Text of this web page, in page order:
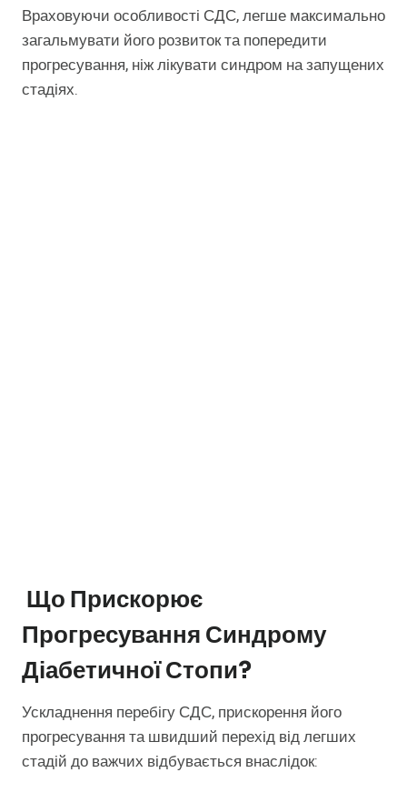
Враховуючи особливості СДС, легше максимально
загальмувати його розвиток та попередити
прогресування, ніж лікувати синдром на запущених
стадіях.
Що Прискорює
Прогресування Синдрому
Діабетичної Стопи?
Ускладнення перебігу СДС, прискорення його
прогресування та швидший перехід від легших
стадій до важчих відбувається внаслідок: